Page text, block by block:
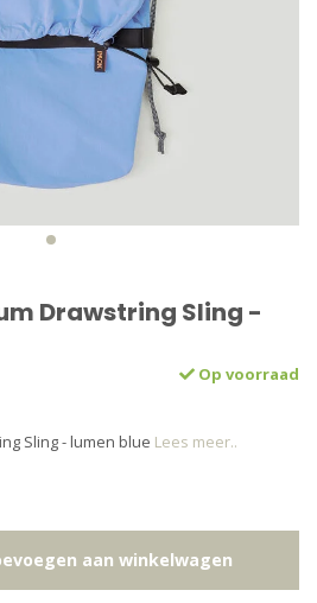
Drawstring Sling -
Op voorraad
Sling - lumen blue Lees meer..
aan winkelwagen